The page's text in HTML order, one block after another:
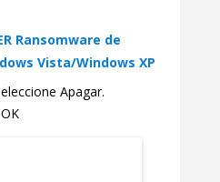
Ransomware de
Vista/Windows XP
Apagar.